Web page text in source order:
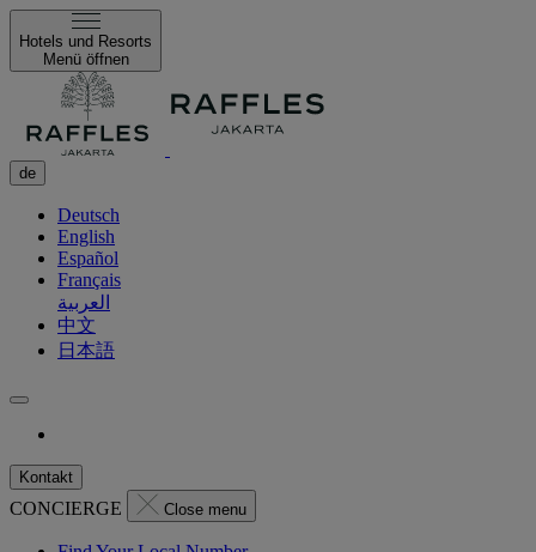
Hotels und Resorts
Menü öffnen
de
Deutsch
English
Español
Français
العربية
中文
日本語
Kontakt
CONCIERGE Close menu